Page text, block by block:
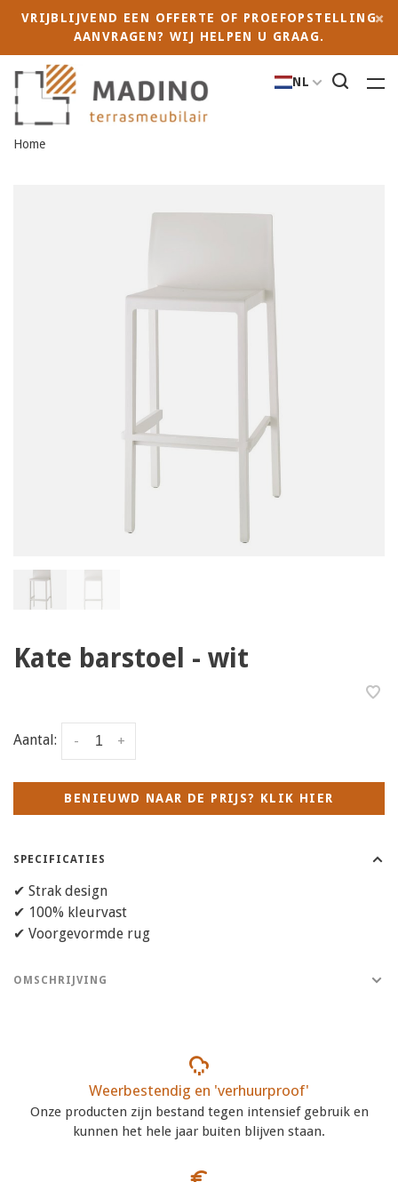
VRIJBLIJVEND EEN OFFERTE OF PROEFOPSTELLING
AANVRAGEN? WIJ HELPEN U GRAAG.
NL
Home
Kate barstoel - wit
Aantal: +
-
BENIEUWD NAAR DE PRIJS? KLIK HIER
SPECIFICATIES
✔ Strak design
✔ 100% kleurvast
✔ Voorgevormde rug
OMSCHRIJVING
Weerbestendig en 'verhuurproof'
Onze producten zijn bestand tegen intensief gebruik en
kunnen het hele jaar buiten blijven staan.